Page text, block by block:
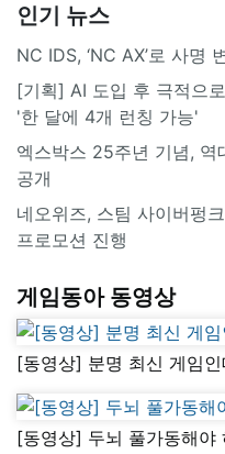
인기 뉴스
NC IDS, ‘NC AX’로 사명
[기획] AI 도입 후 극적으
'한 달에 4개 런칭 가능'
엑스박스 25주년 기념, 역
공개
네오위즈, 스팀 사이버펑
프로모션 진행
게임동아 동영상
[동영상] 분명 최신 게임
[동영상] 두뇌 풀가동해야